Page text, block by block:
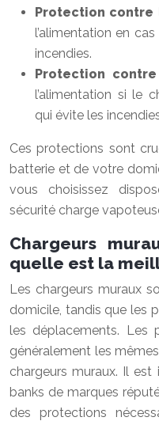
Protection contre
l’alimentation en
incendies.
Protection contre
l’alimentation si le
qui évite les
Ces protections sont
batterie et de votre
vous choisissez
sécurité charge
Chargeurs
quelle est la
Les chargeurs muraux
domicile, tandis que les
les déplacements. Les
généralement les
chargeurs muraux. Il
banks de marques
des protections